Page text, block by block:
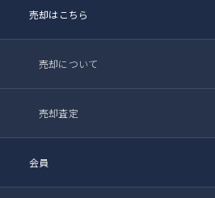
売却はこちら
売却について
売却査定
会員